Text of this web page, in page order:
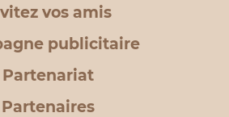
vos amis
publicitaire
Partenariat
Partenaires